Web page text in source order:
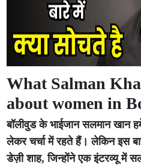
What Salman
about women in
बॉलीवुड के भाईजान सलमान खान
लेकर चर्चा में रहते हैं। लेकिन इस
डेज़ी शाह, जिन्होंने एक इंटरव्यू में